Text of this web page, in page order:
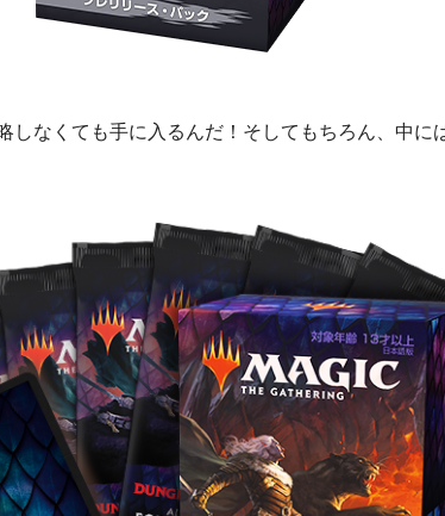
しなくても手に入るんだ！そしてもちろん、中に